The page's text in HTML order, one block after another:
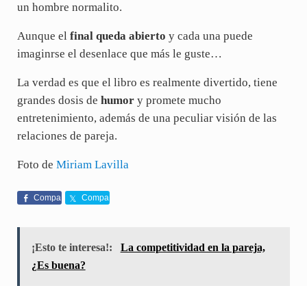
un hombre normalito.
Aunque el final queda abierto y cada una puede
imaginrse el desenlace que más le guste…
La verdad es que el libro es realmente divertido, tiene
grandes dosis de humory promete mucho
entretenimiento, además de una peculiar visión de las
relaciones de pareja.
Foto de Miriam Lavilla
Compa
Compa
¡Esto te interesa!:
La competitividad en la pareja,
¿Es buena?